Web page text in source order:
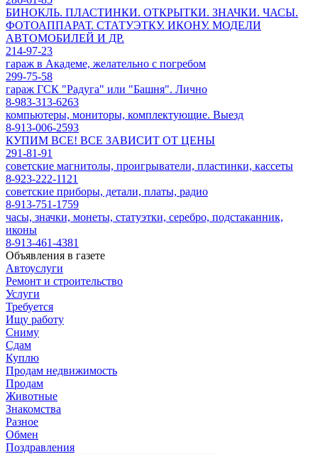
БИНОКЛЬ. ПЛАСТИНКИ. ОТКРЫТКИ. ЗНАЧКИ. ЧАСЫ.
ФОТОАППАРАТ. СТАТУЭТКУ. ИКОНУ. МОДЕЛИ
АВТОМОБИЛЕЙ И ДР.
214-97-23
гараж в Академе, желательно с погребом
299-75-58
гараж ГСК "Радуга" или "Башня". Лично
8-983-313-6263
компьютеры, мониторы, комплектующие. Выезд
8-913-006-2593
КУПИМ ВСЕ! ВСЕ ЗАВИСИТ ОТ ЦЕНЫ
291-81-91
советские магнитолы, проигрыватели, пластинки, кассеты
8-923-222-1121
советские приборы, детали, платы, радио
8-913-751-1759
часы, значки, монеты, статуэтки, серебро, подстаканник,
иконы
8-913-461-4381
Объявления в газете
Автоуслуги
Ремонт и строительство
Услуги
Требуется
Ищу работу
Сниму
Сдам
Куплю
Продам недвижимость
Продам
Животные
Знакомства
Разное
Обмен
Поздравления